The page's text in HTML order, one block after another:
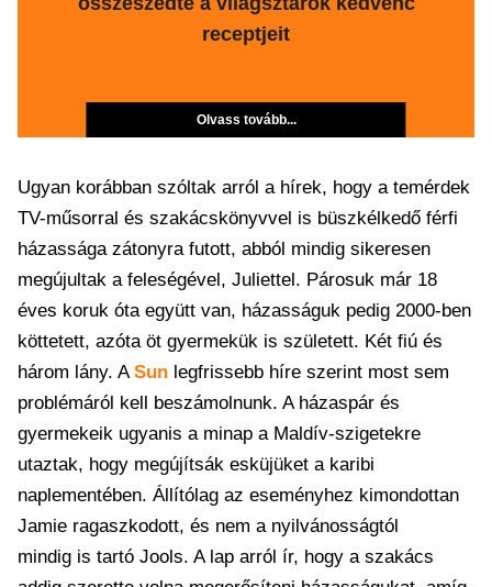
receptjeit
Olvass tovább...
Ugyan korábban szóltak arról a hírek, hogy a temérdek
TV-műsorral és szakácskönyvvel is büszkélkedő férfi
házassága zátonyra futott, abból mindig sikeresen
megújultak a feleségével, Juliettel. Párosuk már 18
éves koruk óta együtt van, házasságuk pedig 2000-ben
köttetett, azóta öt gyermekük is született. Két fiú és
három lány. ASun legfrissebb híre szerint most sem
problémáról kell beszámolnunk. A házaspár és
gyermekeik ugyanis a minap a Maldív-szigetekre
utaztak, hogy megújítsák esküjüket a karibi
naplementében. Állítólag az eseményhez kimondottan
Jamie ragaszkodott, és nem a nyilvánosságtól
mindig is tartó Jools. A lap arról ír, hogy a szakács